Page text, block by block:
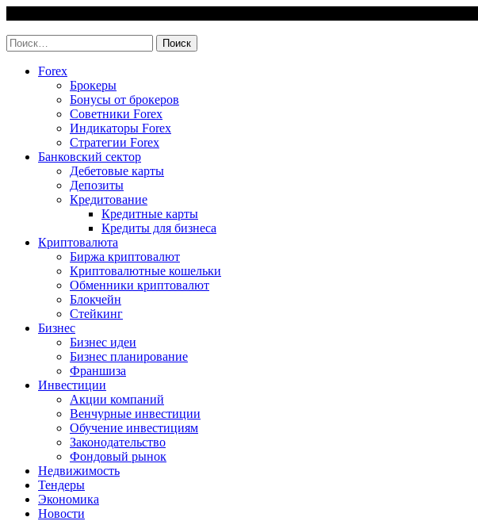
content
Найти:
Forex
Брокеры
Бонусы от брокеров
Советники Forex
Индикаторы Forex
Стратегии Forex
Банковский сектор
Дебетовые карты
Депозиты
Кредитование
Кредитные карты
Кредиты для бизнеса
Криптовалюта
Биржа криптовалют
Криптовалютные кошельки
Обменники криптовалют
Блокчейн
Стейкинг
Бизнес
Бизнес идеи
Бизнес планирование
Франшиза
Инвестиции
Акции компаний
Венчурные инвестиции
Обучение инвестициям
Законодательство
Фондовый рынок
Недвижимость
Тендеры
Экономика
Новости